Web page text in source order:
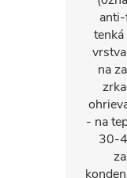
na
- na
30-